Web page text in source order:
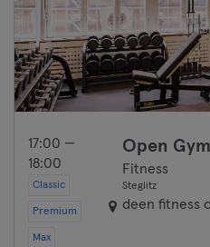
17:00 —
18:00
Classic
Premium
Max
Open Gym
Fitness
Steglitz
deen fitness